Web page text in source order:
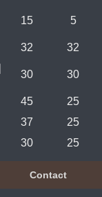
15 5
32 32
30 30
45
25
37
25
30 25
Contact